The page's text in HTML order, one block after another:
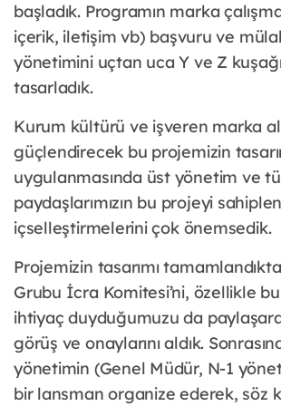
başladık. Programın marka
içerik, iletişim vb) başvuru ve
yönetimini uçtan uca Y ve Z
tasarladık.
Kurum kültürü ve işveren marka
güçlendirecek bu projemizin
uygulanmasında üst yönetim ve
paydaşlarımızın bu projeyi
içselleştirmelerini çok önemsedik.
Projemizin tasarımı
Grubu İcra Komitesi’ni, özellikle
ihtiyaç duyduğumuzu da
görüş ve onaylarını aldık.
yönetimin (Genel Müdür, N-1
bir lansman organize ederek, söz